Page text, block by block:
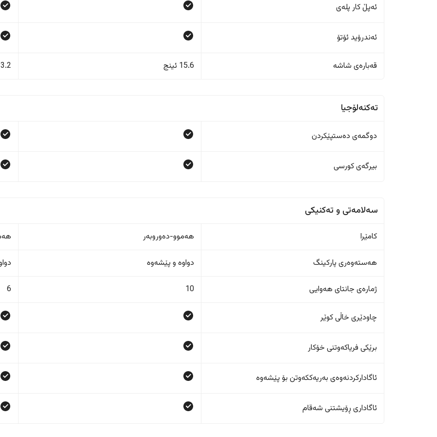
ئەپڵ کار پلەی
ئەندرۆید ئۆتۆ
قەبارەی شاشە 15.6 ئینج 13.2
تەکنەلۆجیا
دوگمەی دەستپێکردن
بیرگەی کورسی
سەلامەتی و تەکنیکی
کامێرا هەموو-دەوروبەر
هەستەوەری پارکینگ دواوە و پێشەوە
ژمارەی جانتای هەوایی 10
6
چاودێری خاڵی کوێر
برێکی فریاکەوتنی خۆکار
ئاگادارکردنەوەی بەریەککەوتن بۆ پێشەوە
ئاگاداری ڕۆیشتنی شەقام